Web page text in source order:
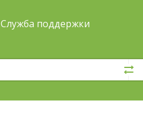
Служба поддержки